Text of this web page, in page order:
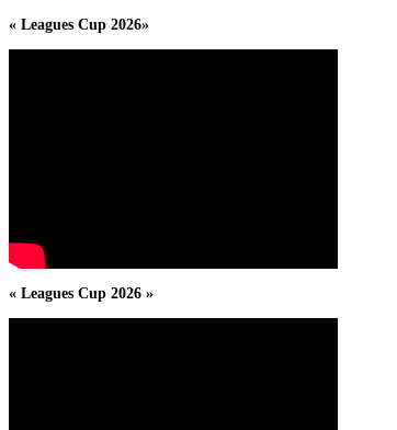
« Leagues Cup 2026»
« Leagues Cup 2026 »